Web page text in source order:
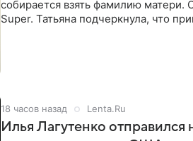
собирается взять фамилию
Super. Татьяна подчеркнула, что
18 часов назад Lenta.Ru
Илья Лагутенко отправился